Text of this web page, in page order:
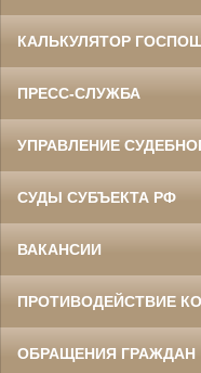
КАЛЬКУЛЯТОР
ПРЕСС-СЛУЖБА
УПРАВЛЕНИЕ
СУДЫ СУБЪЕКТА РФ
ВАКАНСИИ
ПРОТИВОДЕЙСТВИЕ
ОБРАЩЕНИЯ ГРАЖДАН